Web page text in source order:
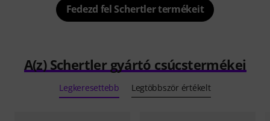
Fedezd fel Schertler termékeit
A(z) Schertler gyártó csúcstermékei
Legkeresettebb Legtöbbször értékelt